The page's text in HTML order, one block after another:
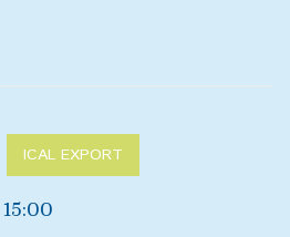
ICAL EXPORT